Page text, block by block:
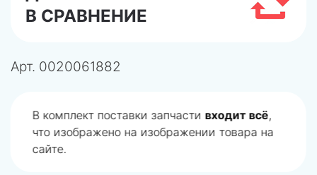
В СРАВНЕНИЕ
Арт. 0020061882
В комплект поставки запчасти входит всё,
что изображено на изображении товара на
сайте.